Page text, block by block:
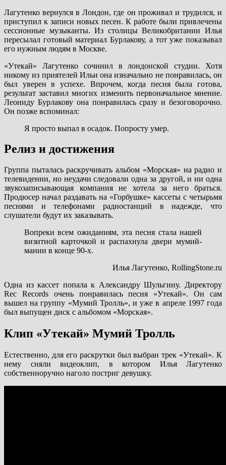
Лагутенко вернулся в Лондон, где он проживал и трудился, и
приступил к записи новых песен. К работе были привлечены
сессионные музыканты. Из столицы Великобритании Илья
пересылал готовый материал Бурлакову, а тот уже показывал
его нужным людям в Москве.
«Утекай» Лагутенко сочинил в лондонской студии. Хотя
никому из приятелей Ильи она изначально не понравилась, он
был уверен в успехе. Впрочем, когда песня была готова,
результат заставил многих изменить первоначальное мнение.
Леониду Бурлакову она понравилась сразу и безоговорочно.
Он позже вспоминал:
Я просто выпал в осадок. Попросту умер.
Релиз и достижения
Группа пыталась раскручивать альбом «Морская» на радио и
телевидении, но неудачи следовали одна за другой, и ни одна
звукозаписывающая компания не хотела за него браться.
Продюсер начал раздавать на «Горбушке» кассеты с четырьмя
песнями и телефонами радиостанций в надежде, что
слушатели будут их заказывать.
Вопреки всем ожиданиям, эта песня стала нашей
визитной карточкой и распахнула двери мумий-
мании в конце 90-х.
Илья Лагутенко, RollingStone.ru
Одна из кассет попала к Александру Шульгину. Директору
Rec Records очень понравилась песня «Утекай». Он сам
вышел на группу «Мумий Тролль», и уже в апреле 1997 года
был выпущен диск с альбомом «Морская».
Клип «Утекай» Мумий Тролль
Естественно, для его раскрутки был выбран трек «Утекай». К
нему сняли видеоклип, в котором Илья Лагутенко
собственноручно наголо постриг девушку.